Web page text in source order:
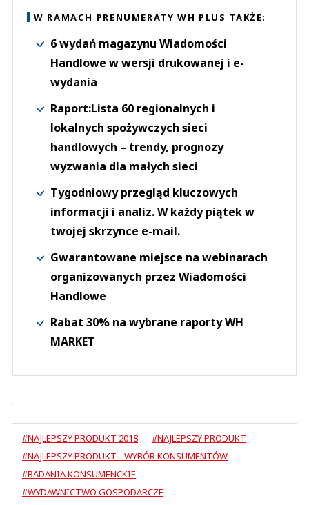
W RAMACH PRENUMERATY WH PLUS TAKŻE:
6 wydań magazynu Wiadomości
Handlowe w wersji drukowanej i e-
wydania
Raport:Lista 60 regionalnych i
lokalnych spożywczych sieci
handlowych – trendy, prognozy
wyzwania dla małych sieci
Tygodniowy przegląd kluczowych
informacji i analiz. W każdy piątek w
twojej skrzynce e-mail.
Gwarantowane miejsce na webinarach
organizowanych przez Wiadomości
Handlowe
Rabat 30% na wybrane raporty WH
MARKET
#NAJLEPSZY PRODUKT 2018
#NAJLEPSZY PRODUKT
#NAJLEPSZY PRODUKT - WYBÓR KONSUMENTÓW
#BADANIA KONSUMENCKIE
#WYDAWNICTWO GOSPODARCZE